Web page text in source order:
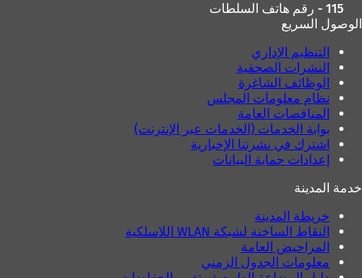
115 - رقم هاتف السلطات
الوصول السريع
التنظيم الإداري
النشرات الصحفية
الوظائف الشاغرة
نظام معلومات المجلس
المناقصات العامة
بوابة الخدمات (الخدمات عبر الإنترنت)
اشترك في نشرتنا الإخبارية
إعدادات حماية البيانات
خدمة المدينة
خريطة المدينة
النقاط الساخنة لشبكة WLAN اللاسلكية
المراحيض العامة
معلومات الجدول الزمني